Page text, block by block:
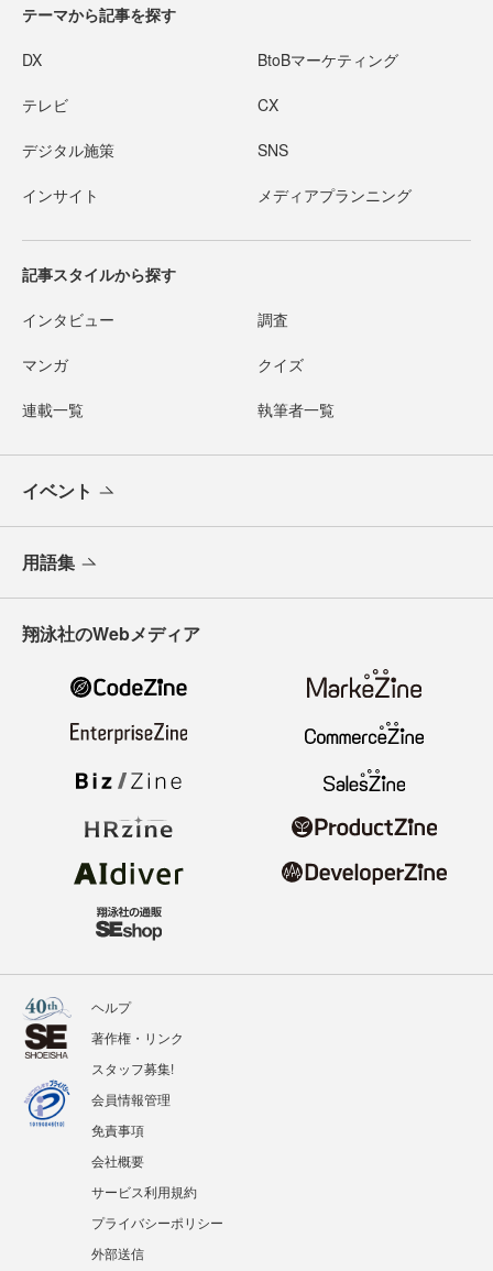
テーマから記事を探す
DX BtoBマーケティング
テレビ CX
デジタル施策 SNS
インサイト メディアプランニング
記事スタイルから探す
インタビュー 調査
マンガ クイズ
連載一覧 執筆者一覧
イベント
用語集
翔泳社のWebメディア
ヘルプ
著作権・リンク
スタッフ募集!
会員情報管理
免責事項
会社概要
サービス利用規約
プライバシーポリシー
外部送信